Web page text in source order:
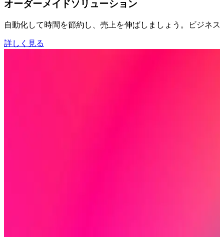
オーダーメイドソリューション
自動化して時間を節約し、売上を伸ばしましょう。ビジネ
詳しく見る